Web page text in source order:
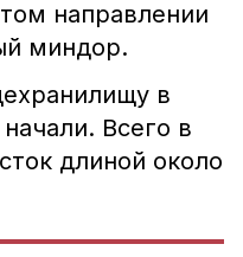
направлении
миндор.
в
Всего в
длиной около